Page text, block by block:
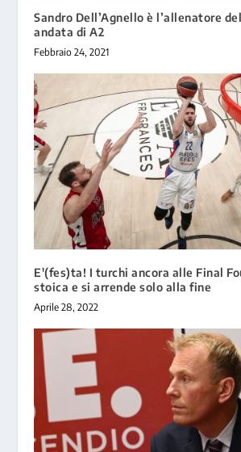
Sandro Dell’Agnello è l’allenatore
andata di A2
Febbraio 24, 2021
E'(fes)ta! I turchi ancora alle Final
stoica e si arrende solo alla fine
Aprile 28, 2022